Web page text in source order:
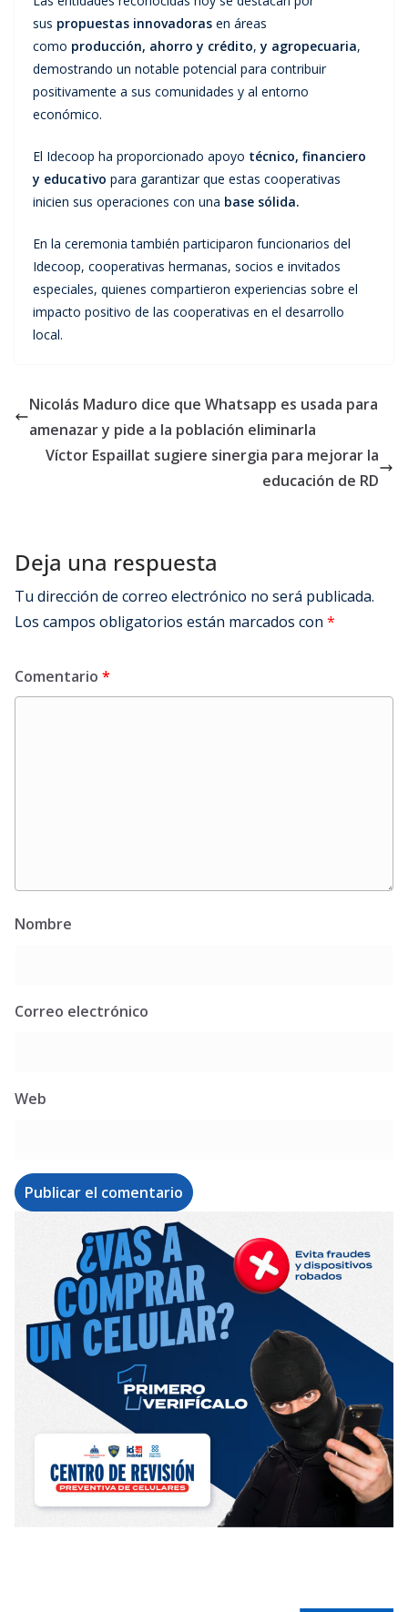
sus propuestas innovadoras en áreas
como producción, ahorro y crédito,y agropecuaria,
demostrando un notable potencial para contribuir
positivamente a sus comunidades y al entorno
económico.
El Idecoop ha proporcionado apoyo técnico, financiero
y educativo para garantizar que estas cooperativas
inicien sus operaciones con una base sólida.
En la ceremonia también participaron funcionarios del
Idecoop, cooperativas hermanas, socios e invitados
especiales, quienes compartieron experiencias sobre el
impacto positivo de las cooperativas en el desarrollo
local.
Nicolás Maduro dice que Whatsapp es usada para
amenazar y pide a la población eliminarla
Víctor Espaillat sugiere sinergia para mejorar la
educación de RD
Deja una respuesta
Tu dirección de correo electrónico no será publicada.
Los campos obligatorios están marcados con *
Comentario *
Nombre
Correo electrónico
Web